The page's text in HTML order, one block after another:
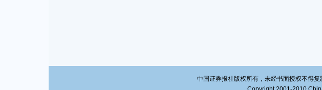
中国证券报社版权所有，未经书面授权不得